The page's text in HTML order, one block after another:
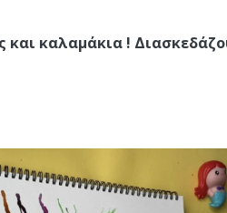
και καλαμάκια !